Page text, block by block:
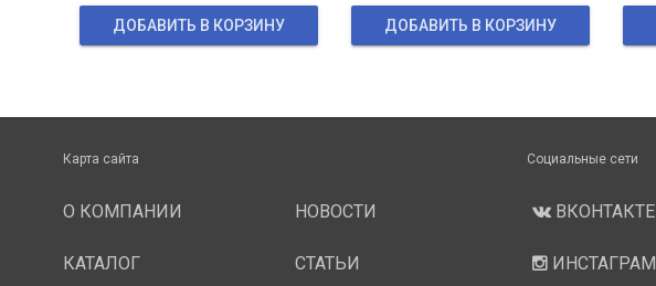
ДОБАВИТЬ В КОРЗИНУ ДОБАВИТЬ В КОРЗИНУ
Карта сайта
О КОМПАНИИ
КАТАЛОГ
НОВОСТИ
СТАТЬИ
Социальные сети
ВКОНТАКТЕ
ИНСТАГРАМ